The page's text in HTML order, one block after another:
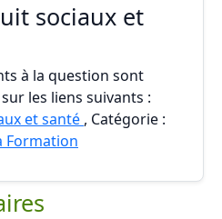
sociaux et
à la question sont
les liens suivants :
et santé , Catégorie :
Formation